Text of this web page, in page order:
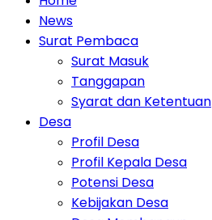
News
Surat Pembaca
Surat Masuk
Tanggapan
Syarat dan Ketentuan
Desa
Profil Desa
Profil Kepala Desa
Potensi Desa
Kebijakan Desa